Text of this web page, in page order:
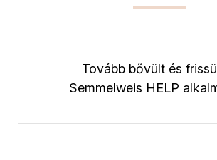
Tovább bővült és
Semmelweis HELP